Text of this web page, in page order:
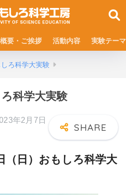
要・ご挨拶 活動内容 実験テーマ
ろ科学大実験
科学大実験
年2月7日
（日）おもしろ科学大